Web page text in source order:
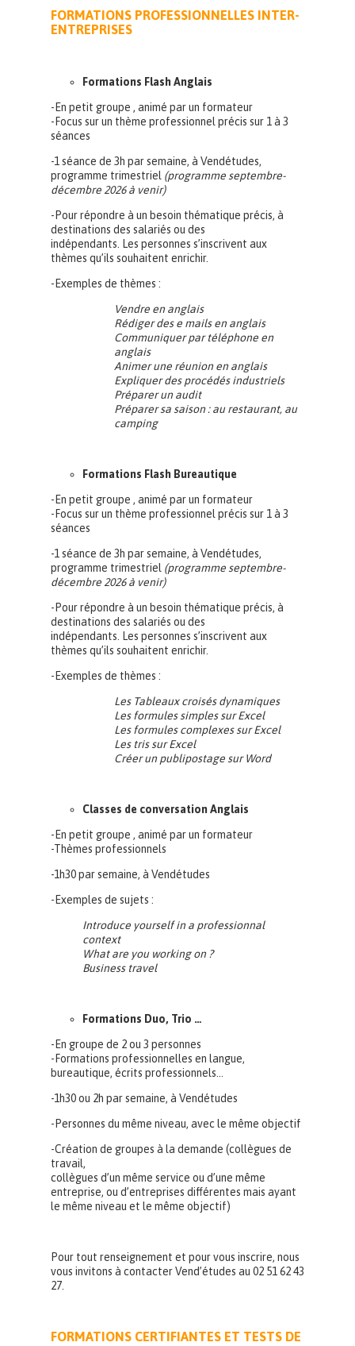
FORMATIONS PROFESSIONNELLES INTER-
ENTREPRISES
Formations Flash Anglais
-En petit groupe , animé par un formateur
-Focus sur un thème professionnel précis sur 1 à 3
séances
-1 séance de 3h par semaine, à Vendétudes,
programme trimestriel (programme septembre-
décembre 2026 à venir)
-Pour répondre à un besoin thématique précis, à
destinations des salariés ou des
indépendants. Les personnes s’inscrivent aux
thèmes qu’ils souhaitent enrichir.
-Exemples de thèmes :
Vendre en anglais
Rédiger des e mails en anglais
Communiquer par téléphone en
anglais
Animer une réunion en anglais
Expliquer des procédés industriels
Préparer un audit
Préparer sa saison : au restaurant, au
camping
Formations Flash Bureautique
-En petit groupe , animé par un formateur
-Focus sur un thème professionnel précis sur 1 à 3
séances
-1 séance de 3h par semaine, à Vendétudes,
programme trimestriel (programme septembre-
décembre 2026 à venir)
-Pour répondre à un besoin thématique précis, à
destinations des salariés ou des
indépendants. Les personnes s’inscrivent aux
thèmes qu’ils souhaitent enrichir.
-Exemples de thèmes :
Les Tableaux croisés dynamiques
Les formules simples sur Excel
Les formules complexes sur Excel
Les tris sur Excel
Créer un publipostage sur Word
Classes de conversation Anglais
-En petit groupe , animé par un formateur
-Thèmes professionnels
-1h30 par semaine, à Vendétudes
-Exemples de sujets :
Introduce yourself in a professionnal
context
What are you working on ?
Business travel
Formations Duo, Trio …
-En groupe de 2 ou 3 personnes
-Formations professionnelles en langue,
bureautique, écrits professionnels…
-1h30 ou 2h par semaine, à Vendétudes
-Personnes du même niveau, avec le même objectif
-Création de groupes à la demande (collègues de
travail,
collègues d’un même service ou d’une même
entreprise, ou d’entreprises différentes mais ayant
le même niveau et le même objectif)
Pour tout renseignement et pour vous inscrire, nous
vous invitons à contacter Vend’études au 02 51 62 43
27.
FORMATIONS CERTIFIANTES ET TESTS DE